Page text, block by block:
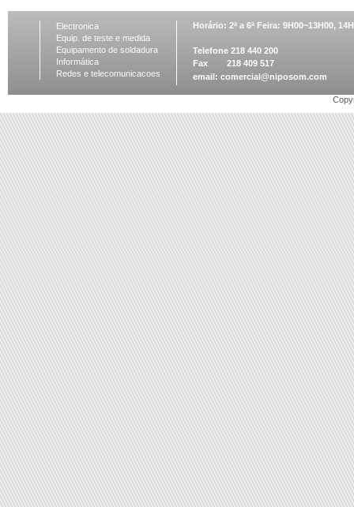
Electronica
Equip. de teste e medida
Equipamento de soldadura
Informática
Redes e telecomunicacoes
Horário: 2ª a 6ª Feira: 9H00~13H00,
Telefone 218 440 200
Fax 218 409 517
email: comercial@niposom.com